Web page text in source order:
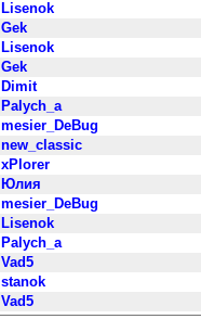
Lisenok
Gek
Lisenok
Gek
Dimit
Palych_a
mesier_DeBug
new_classic
xPlorer
Юлия
mesier_DeBug
Lisenok
Palych_a
Vad5
stanok
Vad5